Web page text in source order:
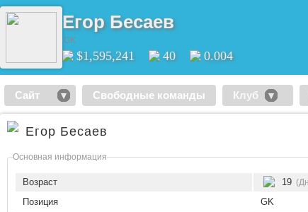
Егор Бесаев
GK
$1,595,241 40 0.004
Сайт Свободные команды Клуб
Егор Бесаев
Основная информация
Возраст 19
Позиция
GK